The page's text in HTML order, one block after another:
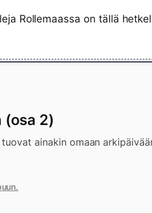
Rollemaassa on tällä
2)
ainakin omaan